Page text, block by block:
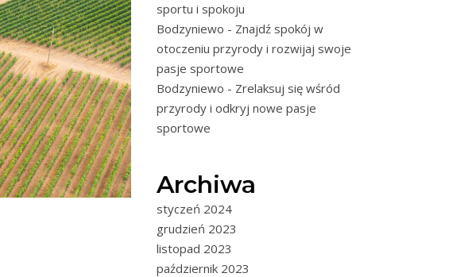
sportu i spokoju
Bodzyniewo - Znajdź spokój w
otoczeniu przyrody i rozwijaj swoje
pasje sportowe
Bodzyniewo - Zrelaksuj się wśród
przyrody i odkryj nowe pasje
sportowe
Archiwa
styczeń 2024
grudzień 2023
listopad 2023
październik 2023